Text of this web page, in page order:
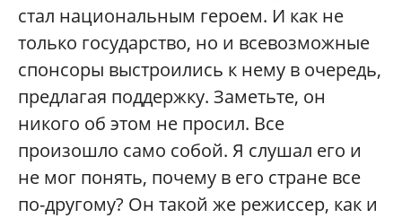
стал национальным героем. И как не
только государство, но и всевозможные
спонсоры выстроились к нему в очередь,
предлагая поддержку. Заметьте, он
никого об этом не просил. Все
произошло само собой. Я слушал его и
не мог понять, почему в его стране все
по-другому? Он такой же режиссер, как и